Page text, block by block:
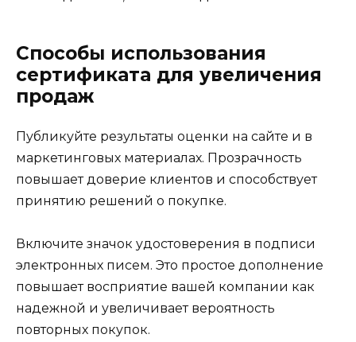
Способы использования
сертификата для увеличения
продаж
Публикуйте результаты оценки на сайте и в
маркетинговых материалах. Прозрачность
повышает доверие клиентов и способствует
принятию решений о покупке.
Включите значок удостоверения в подписи
электронных писем. Это простое дополнение
повышает восприятие вашей компании как
надежной и увеличивает вероятность
повторных покупок.